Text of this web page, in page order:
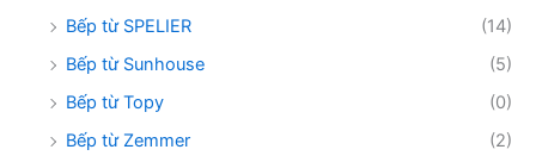
Bếp từ SPELIER
(14)
Bếp từ Sunhouse
(5)
Bếp từ Topy
(0)
Bếp từ Zemmer
(2)